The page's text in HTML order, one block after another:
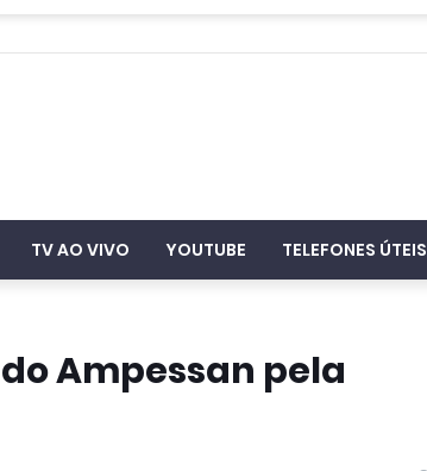
TV AO VIVO YOUTUBE TELEFONES ÚTEIS
Ampessan pela